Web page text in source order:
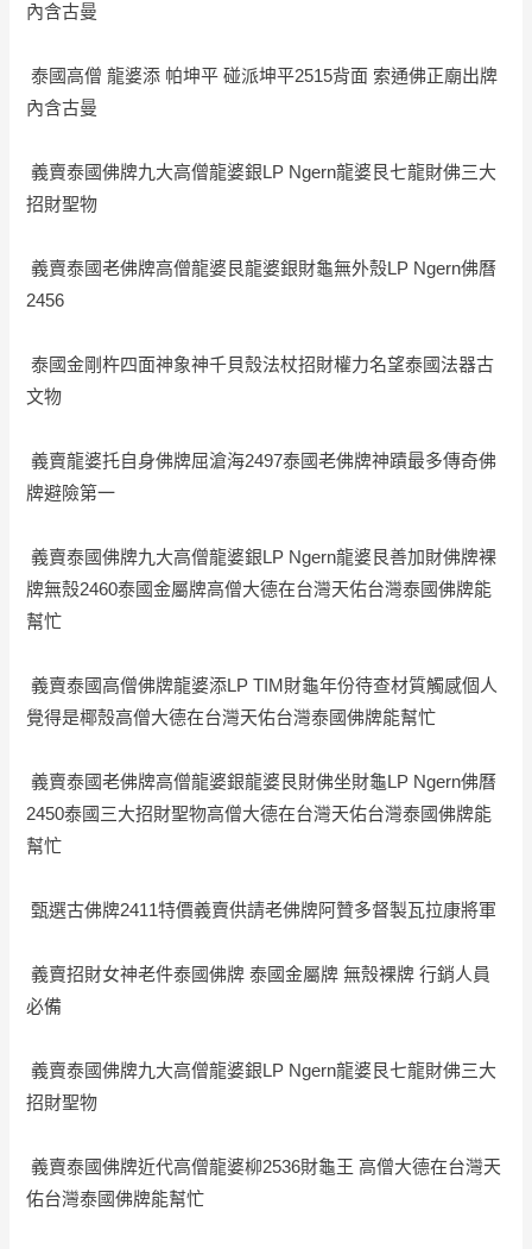
內含古曼
泰國高僧 龍婆添 帕坤平 碰派坤平2515背面 索通佛正廟出牌
內含古曼
義賣泰國佛牌九大高僧龍婆銀LP Ngern龍婆艮七龍財佛三大
招財聖物
義賣泰國老佛牌高僧龍婆艮龍婆銀財龜無外殼LP Ngern佛曆
2456
泰國金剛杵四面神象神千貝殼法杖招財權力名望泰國法器古
文物
義賣龍婆托自身佛牌屈滄海2497泰國老佛牌神蹟最多傳奇佛
牌避險第一
義賣泰國佛牌九大高僧龍婆銀LP Ngern龍婆艮善加財佛牌裸
牌無殼2460泰國金屬牌高僧大德在台灣天佑台灣泰國佛牌能
幫忙
義賣泰國高僧佛牌龍婆添LP TIM財龜年份待查材質觸感個人
覺得是椰殼高僧大德在台灣天佑台灣泰國佛牌能幫忙
義賣泰國老佛牌高僧龍婆銀龍婆艮財佛坐財龜LP Ngern佛曆
2450泰國三大招財聖物高僧大德在台灣天佑台灣泰國佛牌能
幫忙
甄選古佛牌2411特價義賣供請老佛牌阿贊多督製瓦拉康將軍
義賣招財女神老件泰國佛牌 泰國金屬牌 無殼裸牌 行銷人員
必備
義賣泰國佛牌九大高僧龍婆銀LP Ngern龍婆艮七龍財佛三大
招財聖物
義賣泰國佛牌近代高僧龍婆柳2536財龜王 高僧大德在台灣天
佑台灣泰國佛牌能幫忙